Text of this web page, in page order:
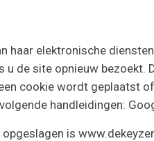
haar elektronische
de site opnieuw
cookie wordt geplaatst
handleidingen:
is